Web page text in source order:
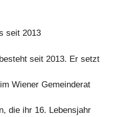
seit 2013
seit 2013. Er setzt
Wiener Gemeinderat
die ihr 16. Lebensjahr